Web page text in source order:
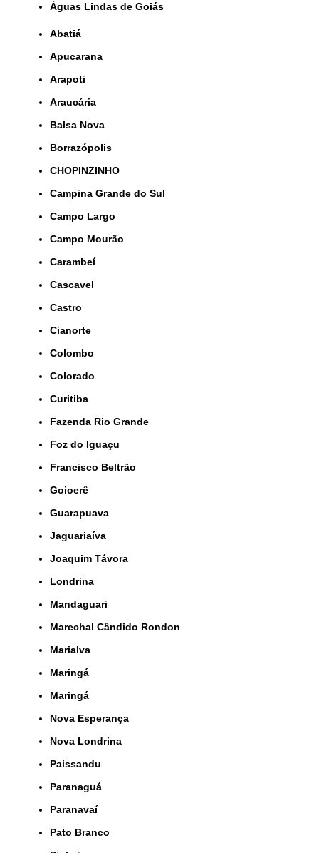
Águas Lindas de Goiás
Abatiá
Apucarana
Arapoti
Araucária
Balsa Nova
Borrazópolis
CHOPINZINHO
Campina Grande do Sul
Campo Largo
Campo Mourão
Carambeí
Cascavel
Castro
Cianorte
Colombo
Colorado
Curitiba
Fazenda Rio Grande
Foz do Iguaçu
Francisco Beltrão
Goioerê
Guarapuava
Jaguariaíva
Joaquim Távora
Londrina
Mandaguari
Marechal Cândido Rondon
Marialva
Maringá
Maringá
Nova Esperança
Nova Londrina
Paissandu
Paranaguá
Paranavaí
Pato Branco